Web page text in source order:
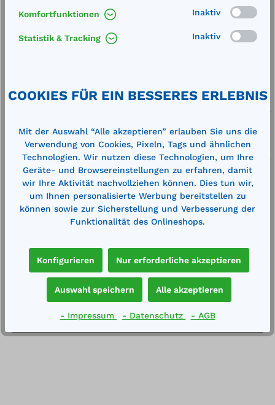
Produkt Anzahl: Gib den
Stk. In den Warenkorb
Service
Zertifizierte Qualität
Außenmaße (BxHxT): 490 x 560 x 200
mmVerbandsschrank aus Qualitäts-Feinblech,
eintürig, verschließbar, zwei feste Fachböden.…
Technische Daten
Komfortfunktionen Inaktiv
Statistik & Tracking Inaktiv
COOKIES FÜR EIN BESSERES ERLEBNIS
Mit der Auswahl “Alle akzeptieren” erlauben Sie uns die
Verwendung von Cookies, Pixeln, Tags und ähnlichen
Technologien. Wir nutzen diese Technologien, um Ihre
Geräte- und Browsereinstellungen zu erfahren, damit
wir Ihre Aktivität nachvollziehen können. Dies tun wir,
um Ihnen personalisierte Werbung bereitstellen zu
können sowie zur Sicherstellung und Verbesserung der
Funktionalität des Onlineshops.
Konfigurieren Nur erforderliche akzeptieren
Auswahl speichern Alle akzeptieren
- Impressum - Datenschutz - AGB